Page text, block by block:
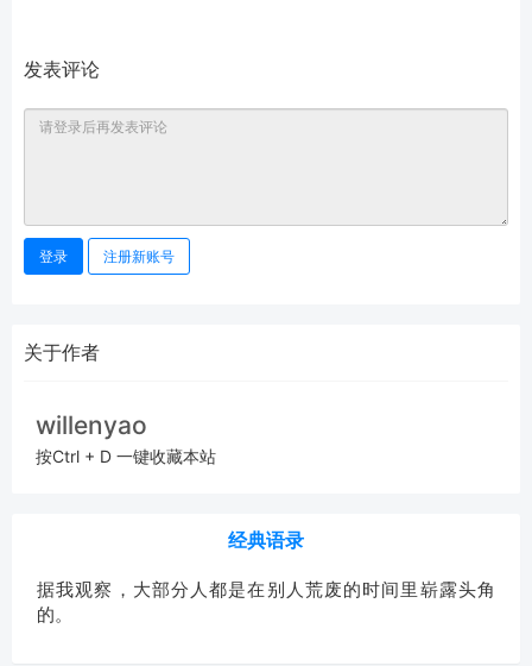
发表评论
登录 注册新账号
关于作者
willenyao
按Ctrl + D 一键收藏本站
经典语录
据我观察，大部分人都是在别人荒废的时间里崭露头角
的。